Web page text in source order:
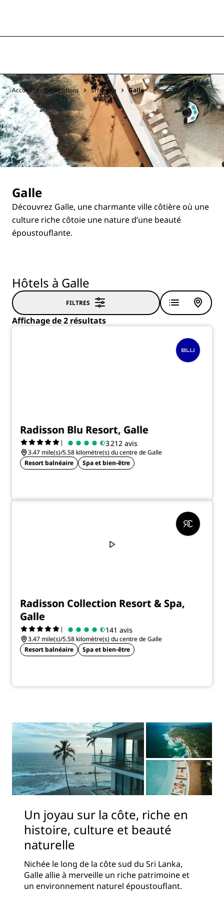
Accueil Destinations Sri Lanka Galle
Galle
Découvrez Galle, une charmante ville côtière où une
culture riche côtoie une nature d’une beauté
époustouflante.
Hôtels à Galle
FILTRES
Affichage de 2 résultats
Radisson Blu Resort, Galle
| 3 212 avis
3.47 mile(s)/5.58 kilomètre(s) du centre de Galle
Resort balnéaire
Spa et bien-être
Radisson Collection Resort & Spa,
Galle
| 141 avis
3.47 mile(s)/5.58 kilomètre(s) du centre de Galle
Resort balnéaire
Spa et bien-être
Un joyau sur la côte, riche en
histoire, culture et beauté
naturelle
Nichée le long de la côte sud du Sri Lanka,
Galle allie à merveille un riche patrimoine et
un environnement naturel époustouflant.